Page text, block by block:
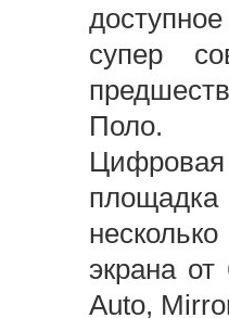
супер
Поло.
экрана
Auto,